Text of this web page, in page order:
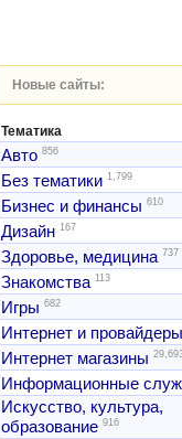
Новые сайты:
Тематика
Авто 856
Без тематики 1,799
Бизнес и финансы 610
Дизайн 167
Здоровье, медицина 737
Знакомства 113
Игры 682
Интернет и провайдеры
Интернет магазины
Информационные
Искусство, культура,
образование 916